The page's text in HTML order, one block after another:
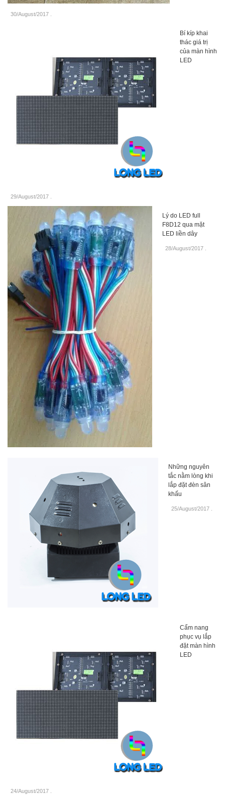
30/August/2017
Bí kíp khai
thác giá trị
của màn hình
LED
29/August/2017
Lý do LED full
F8D12 qua mặt
LED liền dây
28/August/2017
Những nguyên
tắc nằm lòng khi
lắp đặt đèn sân
khấu
25/August/2017
Cẩm nang
phục vụ lắp
đặt màn hình
LED
24/August/2017